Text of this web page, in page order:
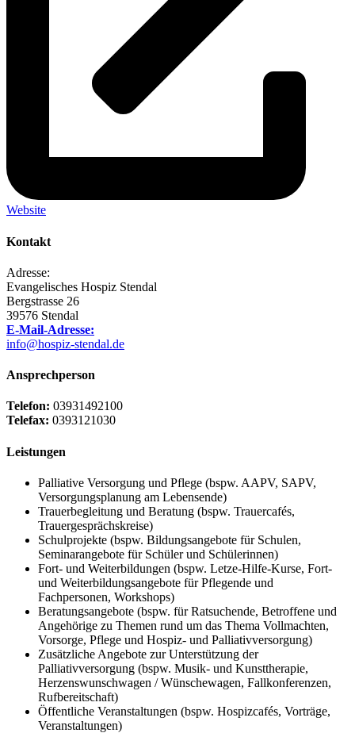
Website
Kontakt
Adresse:
Evangelisches Hospiz Stendal
Bergstrasse 26
39576 Stendal
E-Mail-Adresse:
info@hospiz-stendal.de
Ansprechperson
Telefon: 03931492100
Telefax: 0393121030
Leistungen
Palliative Versorgung und Pflege (bspw. AAPV, SAPV,
Versorgungsplanung am Lebensende)
Trauerbegleitung und Beratung (bspw. Trauercafés,
Trauergesprächskreise)
Schulprojekte (bspw. Bildungsangebote für Schulen,
Seminarangebote für Schüler und Schülerinnen)
Fort- und Weiterbildungen (bspw. Letze-Hilfe-Kurse, Fort-
und Weiterbildungsangebote für Pflegende und
Fachpersonen, Workshops)
Beratungsangebote (bspw. für Ratsuchende, Betroffene und
Angehörige zu Themen rund um das Thema Vollmachten,
Vorsorge, Pflege und Hospiz- und Palliativversorgung)
Zusätzliche Angebote zur Unterstützung der
Palliativversorgung (bspw. Musik- und Kunsttherapie,
Herzenswunschwagen / Wünschewagen, Fallkonferenzen,
Rufbereitschaft)
Öffentliche Veranstaltungen (bspw. Hospizcafés, Vorträge,
Veranstaltungen)